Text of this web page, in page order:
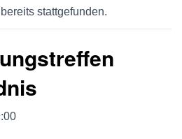
stattgefunden.